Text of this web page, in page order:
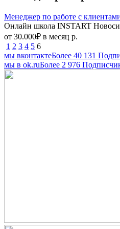
Менеджер по работе с
Онлайн школа INSTART
от 30.000₽ в месяц р.
1 2 3 4 5 6
мы вконтактеБолее 40 131
мы в оk.ruБолее 2 976